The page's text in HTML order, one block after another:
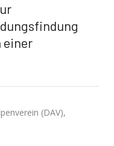
einer
(DAV),